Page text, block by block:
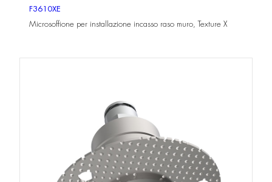
F3610XE
Microsoffione per installazione incasso raso muro, Texture X